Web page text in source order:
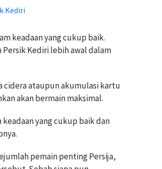
Kediri
keadaan yang cukup baik.
Kediri lebih awal dalam
cidera ataupun akumulasi kartu
akan bermain maksimal.
yang cukup baik dan
pemain penting Persija,